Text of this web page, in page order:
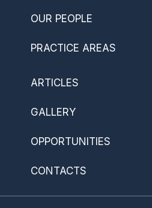
OUR PEOPLE
PRACTICE AREAS
ARTICLES
GALLERY
OPPORTUNITIES
CONTACTS